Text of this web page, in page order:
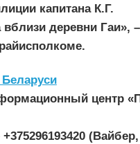
капитана К.Г.
деревни Гаи», –
центр
(Вайбер,